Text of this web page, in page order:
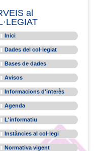
al
Inici
Dades del col·legiat
Bases de dades
Avisos
Informacions d'interès
Agenda
L'informatiu
Instàncies al col·legi
Normativa vigent